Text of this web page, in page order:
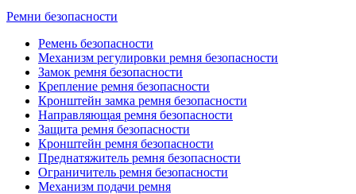
Ремни безопасности
Ремень безопасности
Механизм регулировки ремня безопасности
Замок ремня безопасности
Крепление ремня безопасности
Кронштейн замка ремня безопасности
Направляющая ремня безопасности
Защита ремня безопасности
Кронштейн ремня безопасности
Преднатяжитель ремня безопасности
Ограничитель ремня безопасности
Механизм подачи ремня